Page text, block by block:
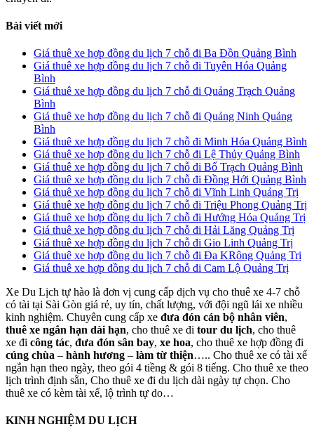
Bài viết mới
Giá thuê xe hợp đồng du lịch 7 chỗ đi Ba Đồn Quảng Bình
Giá thuê xe hợp đồng du lịch 7 chỗ đi Tuyên Hóa Quảng
Bình
Giá thuê xe hợp đồng du lịch 7 chỗ đi Quảng Trạch Quảng
Bình
Giá thuê xe hợp đồng du lịch 7 chỗ đi Quảng Ninh Quảng
Bình
Giá thuê xe hợp đồng du lịch 7 chỗ đi Minh Hóa Quảng Bình
Giá thuê xe hợp đồng du lịch 7 chỗ đi Lệ Thủy Quảng Bình
Giá thuê xe hợp đồng du lịch 7 chỗ đi Bố Trạch Quảng Bình
Giá thuê xe hợp đồng du lịch 7 chỗ đi Đồng Hới Quảng Bình
Giá thuê xe hợp đồng du lịch 7 chỗ đi Vĩnh Linh Quảng Trị
Giá thuê xe hợp đồng du lịch 7 chỗ đi Triệu Phong Quảng Trị
Giá thuê xe hợp đồng du lịch 7 chỗ đi Hướng Hóa Quảng Trị
Giá thuê xe hợp đồng du lịch 7 chỗ đi Hải Lăng Quảng Trị
Giá thuê xe hợp đồng du lịch 7 chỗ đi Gio Linh Quảng Trị
Giá thuê xe hợp đồng du lịch 7 chỗ đi Đa KRông Quảng Trị
Giá thuê xe hợp đồng du lịch 7 chỗ đi Cam Lộ Quảng Trị
Xe Du Lịch tự hào là đơn vị cung cấp dịch vụ cho thuê xe 4-7 chỗ
có tài tại Sài Gòn giá rẻ, uy tín, chất lượng, với đội ngũ lái xe nhiều
kinh nghiệm. Chuyên cung cấp xe đưa đón cán bộ nhân viên,
thuê xe ngắn hạn dài hạn, cho thuê xe đi tour du lịch, cho thuê
xe đi công tác, đưa đón sân bay, xe hoa, cho thuê xe hợp đồng đi
cúng chùa – hành hương – làm từ thiện….. Cho thuê xe có tài xế
ngắn hạn theo ngày, theo gói 4 tiềng & gói 8 tiếng. Cho thuê xe theo
lịch trình định sẵn, Cho thuê xe đi du lịch dài ngày tự chọn. Cho
thuê xe có kèm tài xế, lộ trình tự do…
KINH NGHIỆM DU LỊCH